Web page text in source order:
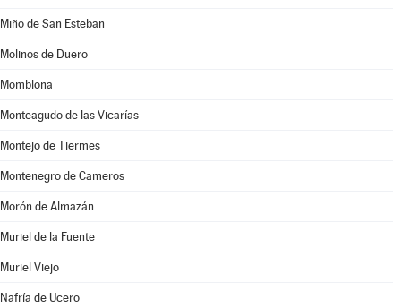
Miño de San Esteban
Molinos de Duero
Momblona
Monteagudo de las Vicarías
Montejo de Tiermes
Montenegro de Cameros
Morón de Almazán
Muriel de la Fuente
Muriel Viejo
Nafría de Ucero